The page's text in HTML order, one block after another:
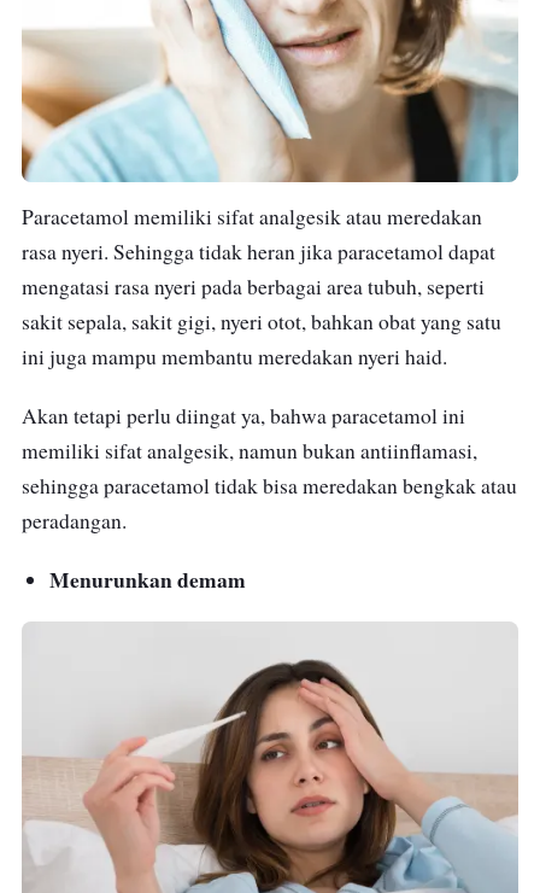
stripnya terdapat 10 buat tablet.
Paracetamol memiliki sifat analgesik atau meredakan
rasa nyeri. Sehingga tidak heran jika paracetamol dapat
mengatasi rasa nyeri pada berbagai area tubuh, seperti
sakit sepala, sakit gigi, nyeri otot, bahkan obat yang satu
ini juga mampu membantu meredakan nyeri haid.
Akan tetapi perlu diingat ya, bahwa paracetamol ini
memiliki sifat analgesik, namun bukan antiinflamasi,
sehingga paracetamol tidak bisa meredakan bengkak atau
peradangan.
Menurunkan demam